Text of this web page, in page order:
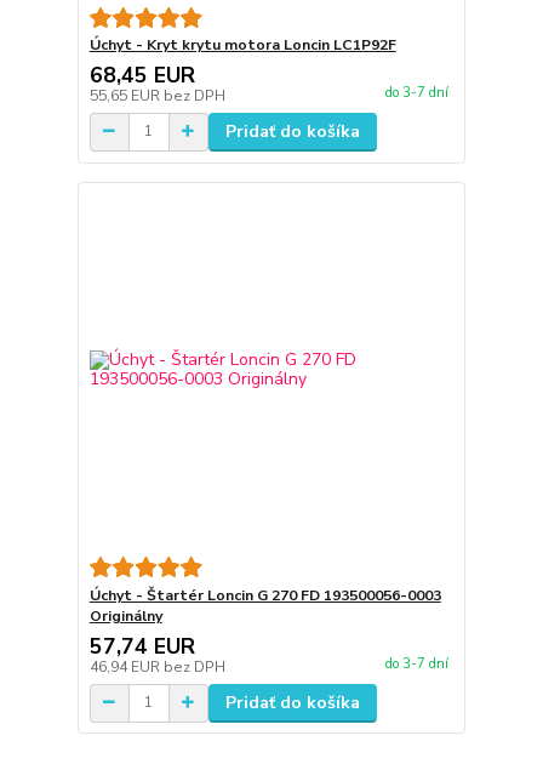
Úchyt - Kryt krytu motora Loncin LC1P92F
68,45 EUR
55,65 EUR bez DPH do 3-7 dní
Pridať do košíka
Úchyt - Štartér Loncin G 270 FD 193500056-0003
Originálny
57,74 EUR
46,94 EUR bez DPH do 3-7 dní
Pridať do košíka